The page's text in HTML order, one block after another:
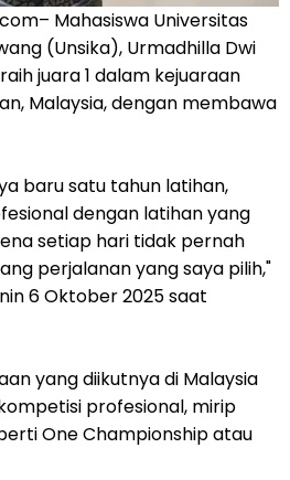
Mahasiswa Universitas
(Unsika), Urmadhilla Dwi
juara 1 dalam kejuaraan
Malaysia, dengan membawa
baru satu tahun latihan,
dengan latihan yang
setiap hari tidak pernah
perjalanan yang saya pilih,"
6 Oktober 2025 saat
yang diikutnya di Malaysia
profesional, mirip
One Championship atau